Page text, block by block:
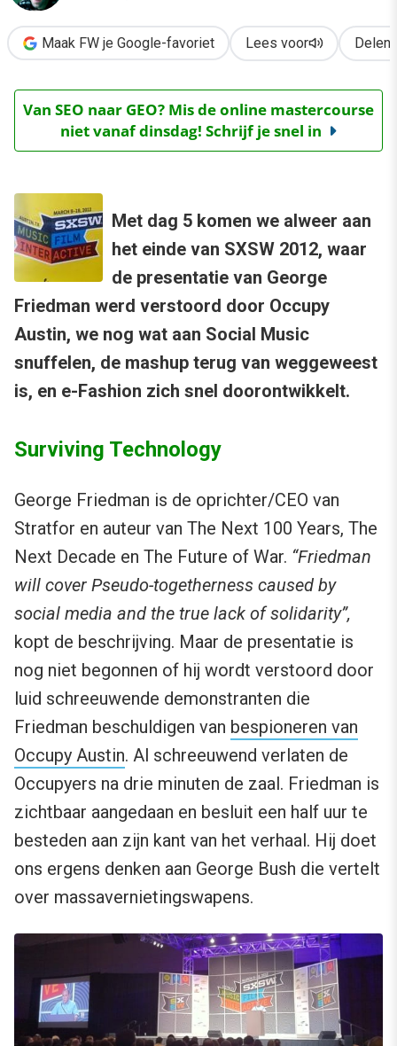
Maak FW je Google-favoriet Lees voor Delen
Van SEO naar GEO? Mis de online mastercourse
niet vanaf dinsdag! Schrijf je snel in
Met dag 5 komen we alweer aan
het einde van SXSW 2012, waar
de presentatie van George
Friedman werd verstoord door Occupy
Austin, we nog wat aan Social Music
snuffelen, de mashup terug van weggeweest
is, en e-Fashion zich snel doorontwikkelt.
Surviving Technology
George Friedman is de oprichter/CEO van
Stratfor en auteur van The Next 100 Years, The
Next Decade en The Future of War. “Friedman
will cover Pseudo-togetherness caused by
social media and the true lack of solidarity”,
kopt de beschrijving. Maar de presentatie is
nog niet begonnen of hij wordt verstoord door
luid schreeuwende demonstranten die
Friedman beschuldigen van bespioneren van
Occupy Austin. Al schreeuwend verlaten de
Occupyers na drie minuten de zaal. Friedman is
zichtbaar aangedaan en besluit een half uur te
besteden aan zijn kant van het verhaal. Hij doet
ons ergens denken aan George Bush die vertelt
over massavernietingswapens.